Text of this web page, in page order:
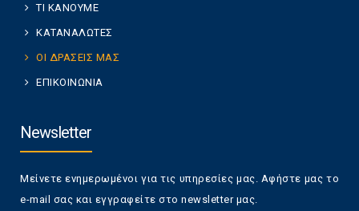
ΤΙ ΚΑΝΟΥΜΕ
ΚΑΤΑΝΑΛΩΤΕΣ
ΟΙ ΔΡΑΣΕΙΣ ΜΑΣ
ΕΠΙΚΟΙΝΩΝΙΑ
Newsletter
Μείνετε ενημερωμένοι για τις υπηρεσίες μας. Αφήστε μας το
e-mail σας και εγγραφείτε στο newsletter μας.